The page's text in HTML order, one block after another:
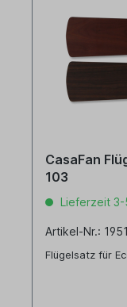
CasaFan
103
Lieferzeit 3-
Artikel-Nr.:
Flügelsatz für